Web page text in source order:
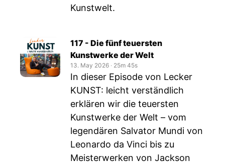
Kunstwelt.
117 - Die fünf teuersten
Kunstwerke der Welt
13. May 2026 ‧ 25m 45s
In dieser Episode von Lecker
KUNST: leicht verständlich
erklären wir die teuersten
Kunstwerke der Welt – vom
legendären Salvator Mundi von
Leonardo da Vinci bis zu
Meisterwerken von Jackson